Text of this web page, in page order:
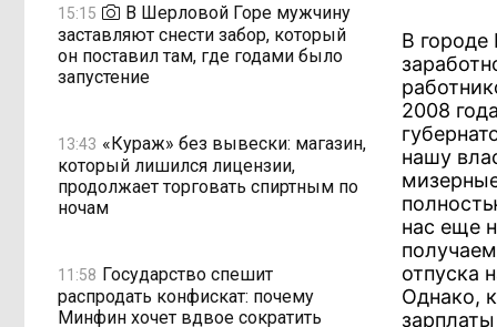
15:15
В Шерловой Горе мужчину
заставляют снести забор, который
он поставил там, где годами было
запустение
13:43 «Кураж» без вывески: магазин,
который лишился лицензии,
продолжает торговать спиртным по
ночам
11:58 Государство спешит
распродать конфискат: почему
Минфин хочет вдвое сократить
В городе
2008
нашу
нас еще
отпуска
Однако,